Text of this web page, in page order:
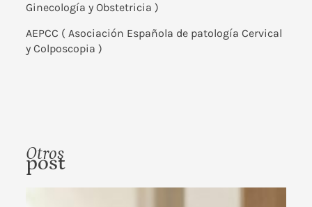
Ginecología y Obstetricia )
AEPCC ( Asociación Española de patología Cervical
y Colposcopia )
Otros
post